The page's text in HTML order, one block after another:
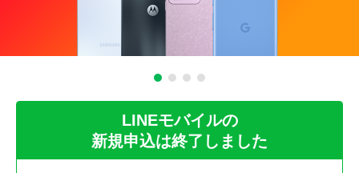
LINEモバイルの
新規申込は終了しました